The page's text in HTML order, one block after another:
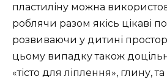
пластиліну можна
роблячи разом якісь цікаві
розвиваючи у дитині
цьому випадку також
«тісто для ліплення», глину,